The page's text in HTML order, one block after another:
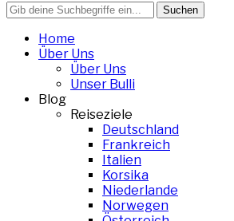
Search
for:
Home
Über Uns
Über Uns
Unser Bulli
Blog
Reiseziele
Deutschland
Frankreich
Italien
Korsika
Niederlande
Norwegen